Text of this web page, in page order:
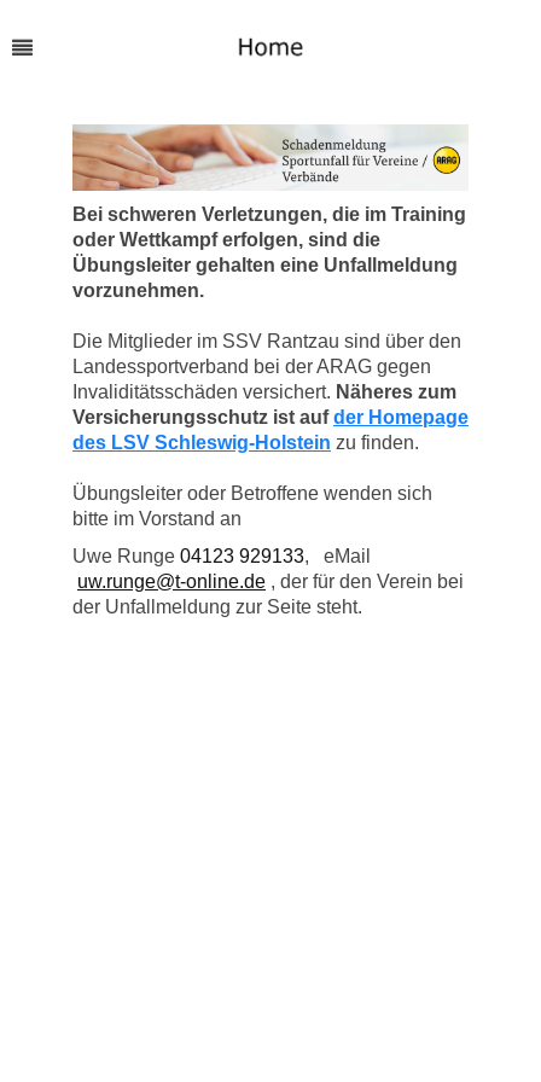
Bei schweren Verletzungen, die im Training
oder Wettkampf erfolgen, sind die
Übungsleiter gehalten eine Unfallmeldung
vorzunehmen.
Die Mitglieder im SSV Rantzau sind über den
Landessportverband bei der ARAG gegen
Invaliditätsschäden versichert. Näheres zum
Versicherungsschutz ist auf der Homepage
des LSV Schleswig-Holstein zu finden.
Übungsleiter oder Betroffene wenden sich
bitte im Vorstand an
Uwe Runge 04123 929133, eMail
uw.runge@t-online.de , der für den Verein bei
der Unfallmeldung zur Seite steht.